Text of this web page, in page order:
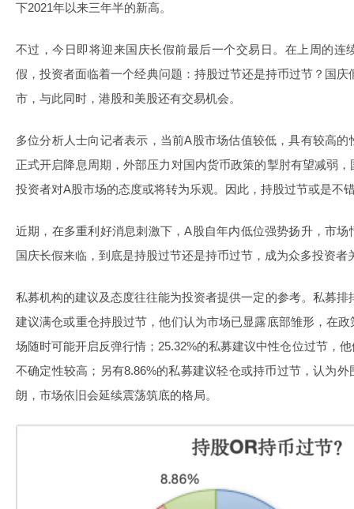
下2021年以来三年半的新高。
不过，今日即将迎来国庆长假前最后一个交易日。在上周的连
假，投资者面临着一个经典问题：持股过节还是持币过节？国
市，与此同时，港股和美股还有交易机会。
多位分析人士向记者表示，当前A股市场估值较低，具有较高
正式开启降息周期，外部压力对国内货币政策的掣肘有望减弱
投资者对A股市场的态度或将转为乐观。因此，持股过节或是不
近期，在多重利好消息刺激下，A股自年内低位强势扬升，市
国庆长假来临，到底是持股过节还是持币过节，成为众多投资者
私募机构的建议及态度往往能为投资者提供一定的参考。私募排
建议满仓或重仓持股过节，他们认为市场已显露底部雏形，在
场随时可能开启反弹行情；25.32%的私募建议中性仓位过节，
不确定性较高；另有8.86%的私募建议轻仓或持币过节，认为
朗，市场依旧会延续震荡筑底的格局。